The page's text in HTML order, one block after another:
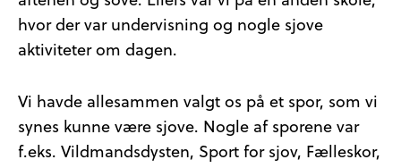
hvor der var undervisning og nogle sjove
aktiviteter om dagen.
Vi havde allesammen valgt os på et spor, som vi
synes kunne være sjove. Nogle af sporene var
f.eks. Vildmandsdysten, Sport for sjov, Fælleskor,